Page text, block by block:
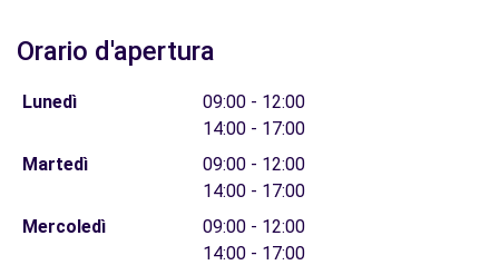
Orario d'apertura
Lunedì
09:00 - 12:00
14:00 - 17:00
Martedì
09:00 - 12:00
14:00 - 17:00
Mercoledì
09:00 - 12:00
14:00 - 17:00